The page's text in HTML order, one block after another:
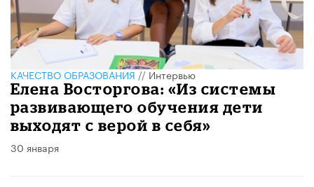
КАЧЕСТВО ОБРАЗОВАНИЯ//Интервью
Елена Восторгова: «Из системы
развивающего обучения дети
выходят с верой в себя»
30 января